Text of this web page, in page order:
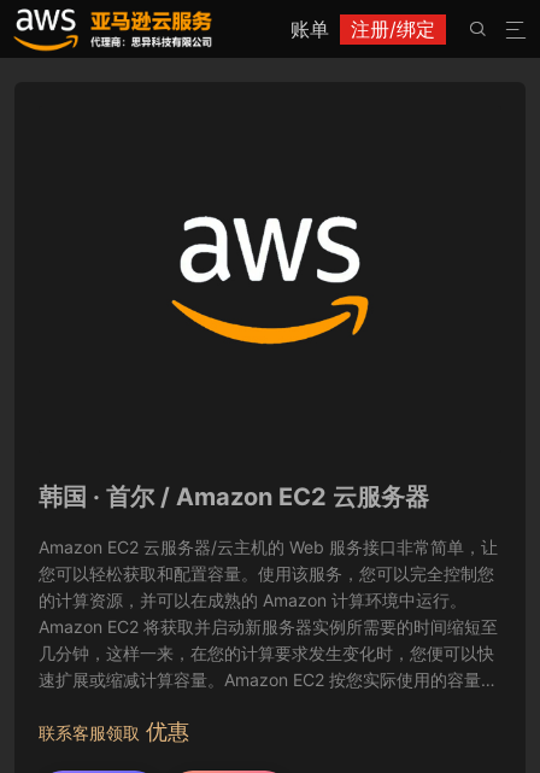
账单 注册/绑定 

韩国 · 首尔 / Amazon EC2 云服务器
Amazon EC2 云服务器/云主机的 Web 服务接口非常简单，让
您可以轻松获取和配置容量。使用该服务，您可以完全控制您
的计算资源，并可以在成熟的 Amazon 计算环境中运行。
Amazon EC2 将获取并启动新服务器实例所需要的时间缩短至
几分钟，这样一来，在您的计算要求发生变化时，您便可以快
速扩展或缩减计算容量。Amazon EC2 按您实际使用的容量收
开发人员提供了创建故障恢复应用程序以及排除常见故障情况
联系客服领取 优惠